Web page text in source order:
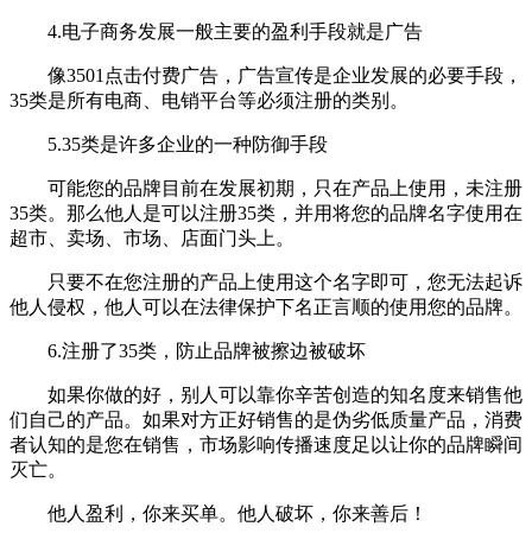
4.电子商务发展一般主要的盈利手段就是广告
像3501点击付费广告，广告宣传是企业发展的必要手段，
35类是所有电商、电销平台等必须注册的类别。
5.35类是许多企业的一种防御手段
可能您的品牌目前在发展初期，只在产品上使用，未注册
35类。那么他人是可以注册35类，并用将您的品牌名字使用在
超市、卖场、市场、店面门头上。
只要不在您注册的产品上使用这个名字即可，您无法起诉
他人侵权，他人可以在法律保护下名正言顺的使用您的品牌。
6.注册了35类，防止品牌被擦边被破坏
如果你做的好，别人可以靠你辛苦创造的知名度来销售他
们自己的产品。如果对方正好销售的是伪劣低质量产品，消费
者认知的是您在销售，市场影响传播速度足以让你的品牌瞬间
灭亡。
他人盈利，你来买单。他人破坏，你来善后！